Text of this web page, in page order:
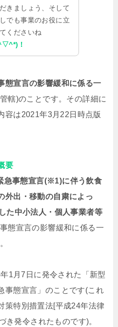
きましょう、そして
でも事業のお役に立
くださいね
！
態宣言の影響緩和に係る一
轄)のことです。その詳細に
容は2021年3月22日時点版
要
急事態宣言(※1)に伴う飲食
外出・移動の自粛によっ
た中小法人・個人事業者等
態宣言の影響緩和に係る一
1月7日に発令された「新型
事態宣言」のことです(これ
策特別措置法[平成24年法律
き発令されたものです)。